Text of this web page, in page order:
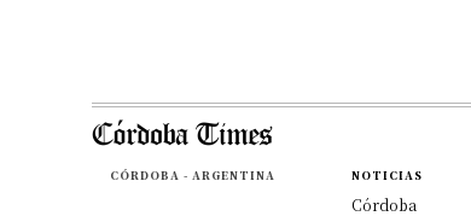
CÓRDOBA - ARGENTINA NOTICIAS
Córdoba